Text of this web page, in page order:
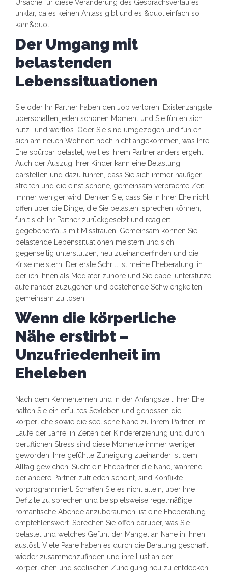
Ursache für diese Veränderung des Gesprächsverlaufes
unklar, da es keinen Anlass gibt und es &quot;einfach so
kam&quot;.
Der Umgang mit
belastenden
Lebenssituationen
Sie oder Ihr Partner haben den Job verloren, Existenzängste
überschatten jeden schönen Moment und Sie fühlen sich
nutz- und wertlos. Oder Sie sind umgezogen und fühlen
sich am neuen Wohnort noch nicht angekommen, was Ihre
Ehe spürbar belastet, weil es Ihrem Partner anders ergeht.
Auch der Auszug Ihrer Kinder kann eine Belastung
darstellen und dazu führen, dass Sie sich immer häufiger
streiten und die einst schöne, gemeinsam verbrachte Zeit
immer weniger wird. Denken Sie, dass Sie in Ihrer Ehe nicht
offen über die Dinge, die Sie belasten, sprechen können,
fühlt sich Ihr Partner zurückgesetzt und reagiert
gegebenenfalls mit Misstrauen. Gemeinsam können Sie
belastende Lebenssituationen meistern und sich
gegenseitig unterstützen, neu zueinanderfinden und die
Krise meistern. Der erste Schritt ist meine Eheberatung, in
der ich Ihnen als Mediator zuhöre und Sie dabei unterstütze,
aufeinander zuzugehen und bestehende Schwierigkeiten
gemeinsam zu lösen.
Wenn die körperliche
Nähe erstirbt –
Unzufriedenheit im
Eheleben
Nach dem Kennenlernen und in der Anfangszeit Ihrer Ehe
hatten Sie ein erfülltes Sexleben und genossen die
körperliche sowie die seelische Nähe zu Ihrem Partner. Im
Laufe der Jahre, in Zeiten der Kindererziehung und durch
beruflichen Stress sind diese Momente immer weniger
geworden. Ihre gefühlte Zuneigung zueinander ist dem
Alltag gewichen. Sucht ein Ehepartner die Nähe, während
der andere Partner zufrieden scheint, sind Konflikte
vorprogrammiert. Schaffen Sie es nicht allein, über Ihre
Defizite zu sprechen und beispielsweise regelmäßige
romantische Abende anzuberaumen, ist eine Eheberatung
empfehlenswert. Sprechen Sie offen darüber, was Sie
belastet und welches Gefühl der Mangel an Nähe in Ihnen
auslöst. Viele Paare haben es durch die Beratung geschafft,
wieder zusammenzufinden und ihre Lust an der
körperlichen und seelischen Zuneigung neu zu entdecken.